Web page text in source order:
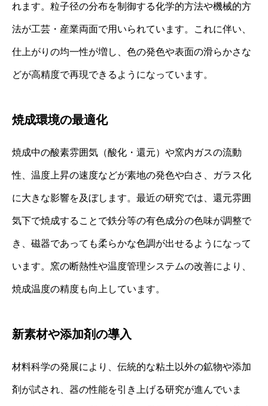
れます。粒子径の分布を制御する化学的方法や機械的方
法が工芸・産業両面で用いられています。これに伴い、
仕上がりの均一性が増し、色の発色や表面の滑らかさな
どが高精度で再現できるようになっています。
焼成環境の最適化
焼成中の酸素雰囲気（酸化・還元）や窯内ガスの流動
性、温度上昇の速度などが素地の発色や白さ、ガラス化
に大きな影響を及ぼします。最近の研究では、還元雰囲
気下で焼成することで鉄分等の有色成分の色味が調整で
き、磁器であっても柔らかな色調が出せるようになって
います。窯の断熱性や温度管理システムの改善により、
焼成温度の精度も向上しています。
新素材や添加剤の導入
材料科学の発展により、伝統的な粘土以外の鉱物や添加
剤が試され、器の性能を引き上げる研究が進んでいま